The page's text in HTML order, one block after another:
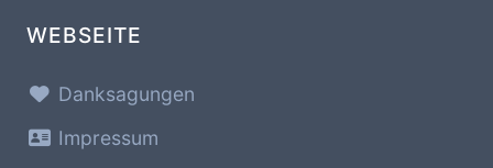
WEBSEITE
Danksagungen
Impressum